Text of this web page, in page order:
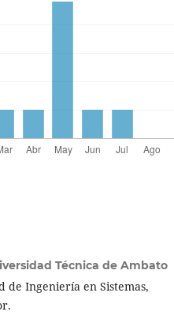
Técnica de Ambato
de Ingeniería en Sistemas,